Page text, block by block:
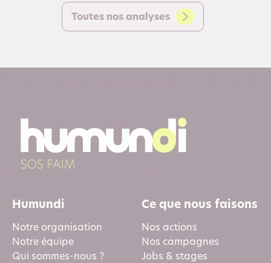
Toutes nos analyses
Humundi
Notre organisation
Notre équipe
Qui sommes-nous ?
Ce que nous faisons
Nos actions
Nos campagnes
Jobs & stages